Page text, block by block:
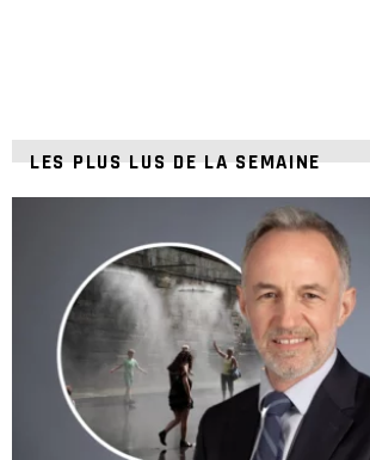
LES PLUS LUS DE LA SEMAINE